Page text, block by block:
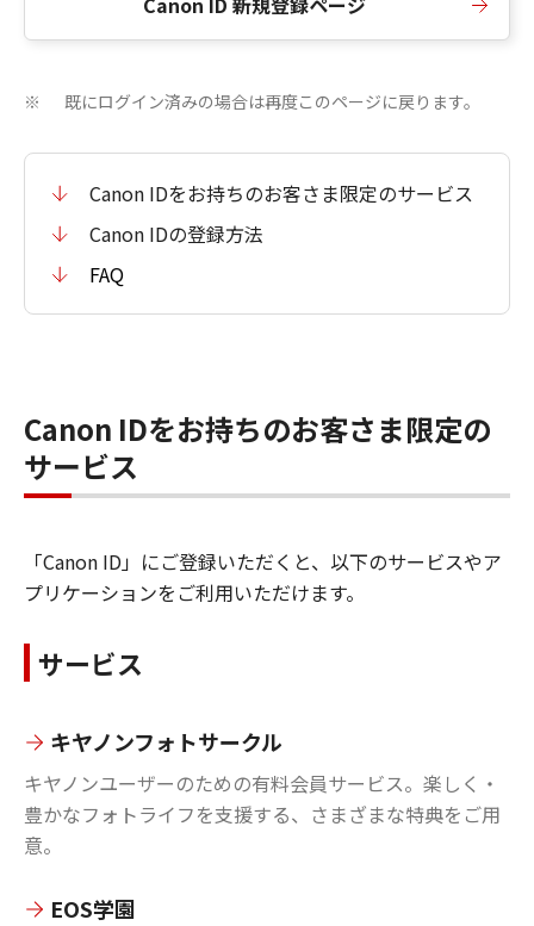
※ 既にログイン済みの場合は再度このページに戻ります。
Canon IDをお持ちのお客さま限定のサービス
Canon IDの登録方法
FAQ
Canon IDをお持ちのお客さま限定の
サービス
「Canon ID」にご登録いただくと、以下のサービスやア
プリケーションをご利用いただけます。
サービス
キヤノンフォトサークル
キヤノンユーザーのための有料会員サービス。楽しく・
豊かなフォトライフを支援する、さまざまな特典をご用
意。
EOS学園